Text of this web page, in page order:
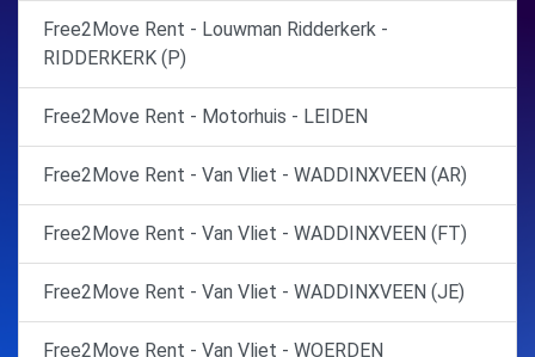
Free2Move Rent - Louwman Ridderkerk -
RIDDERKERK (P)
Free2Move Rent - Motorhuis - LEIDEN
Free2Move Rent - Van Vliet - WADDINXVEEN (AR)
Free2Move Rent - Van Vliet - WADDINXVEEN (FT)
Free2Move Rent - Van Vliet - WADDINXVEEN (JE)
Free2Move Rent - Van Vliet - WOERDEN